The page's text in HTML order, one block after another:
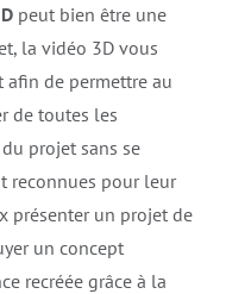
peut bien être une
la vidéo 3D vous
de permettre au
de toutes les
projet sans se
reconnues pour leur
présenter un projet de
un concept
recréée grâce à la